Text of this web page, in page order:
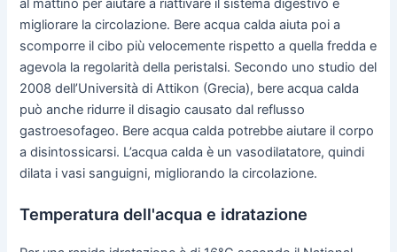
al mattino per aiutare a riattivare il sistema digestivo e
migliorare la circolazione. Bere acqua calda aiuta poi a
scomporre il cibo più velocemente rispetto a quella fredda e
agevola la regolarità della peristalsi. Secondo uno studio del
2008 dell’Università di Attikon (Grecia), bere acqua calda
può anche ridurre il disagio causato dal reflusso
gastroesofageo. Bere acqua calda potrebbe aiutare il corpo
a disintossicarsi. L’acqua calda è un vasodilatatore, quindi
dilata i vasi sanguigni, migliorando la circolazione.
Temperatura dell'acqua e idratazione